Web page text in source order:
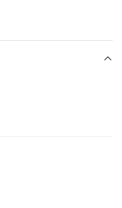
die Marke Noreve eine
Kundschaft.